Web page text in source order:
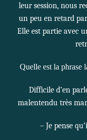
leur session, nous
un peu en retard
Elle est partie avec
Quelle est la phrase
Difficile d’en
malentendu très
– Je pense